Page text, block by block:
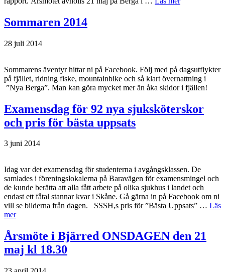
Sommaren 2014
28 juli 2014
Sommarens äventyr hittar ni på Facebook. Följ med på dagsutflykter
på fjället, ridning fiske, mountainbike och så klart övernattning i
”Nya Berga”. Man kan göra mycket mer än åka skidor i fjällen!
Examensdag för 92 nya sjuksköterskor
och pris för bästa uppsats
3 juni 2014
Idag var det examensdag för studenterna i avgångsklassen. De
samlades i föreningslokalerna på Baravägen för examensmingel och
de kunde berätta att alla fått arbete på olika sjukhus i landet och
endast ett fåtal stannar kvar i Skåne. Gå gärna in på Facebook om ni
vill se bilderna från dagen. SSSH,s pris för ”Bästa Uppsats” … Läs
mer
Årsmöte i Bjärred ONSDAGEN den 21
maj kl 18.30